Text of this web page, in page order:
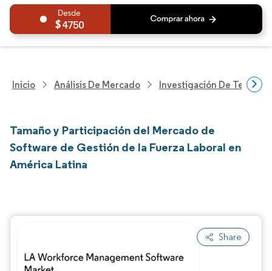
4750
Inicio Análisis De Mercado Investigación De
Tamaño y Participación del Mercado de
Software de Gestión de la Fuerza Laboral en
América Latina
Share